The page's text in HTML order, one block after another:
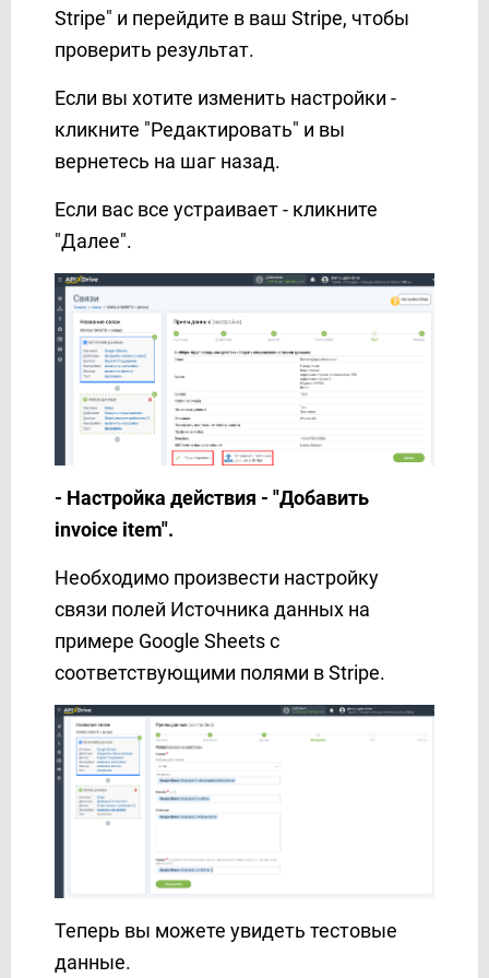
Stripe" и перейдите в ваш Stripe, чтобы
проверить результат.
Если вы хотите изменить настройки -
кликните "Редактировать" и вы
вернетесь на шаг назад.
Если вас все устраивает - кликните
"Далее".
- Настройка действия - "Добавить
invoice item".
Необходимо произвести настройку
связи полей Источника данных на
примере Google Sheets с
соответствующими полями в Stripe.
Теперь вы можете увидеть тестовые
данные.